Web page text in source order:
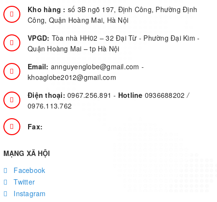
Kho hàng : số 3B ngõ 197, Định Công, Phường Định
Công, Quận Hoàng Mai, Hà Nội
VPGD: Tòa nhà HH02 – 32 Đại Từ - Phường Đại Kim -
Quận Hoàng Mai – tp Hà Nội
Email: annguyenglobe@gmail.com -
khoaglobe2012@gmail.com
Điện thoại: 0967.256.891- Hotline 0936688202/
0976.113.762
Fax:
MẠNG XÃ HỘI
Facebook
Twitter
Instagram